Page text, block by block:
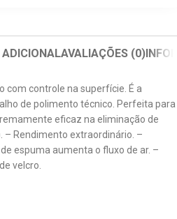
AVALIAÇÕES (0)
controle na superfície. É a
de polimento técnico. Perfeita para
eficaz na eliminação de
– Rendimento extraordinário. –
espuma aumenta o fluxo de ar. –
velcro.